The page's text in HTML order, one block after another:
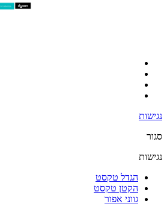
נגישות
סגור
נגישות
הגדל טקסט
הקטן טקסט
גווני אפור